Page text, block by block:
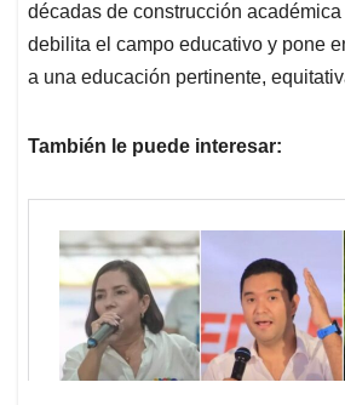
décadas de construcción
debilita el campo educativo y pone
a una educación pertinente,
También le puede interesar: